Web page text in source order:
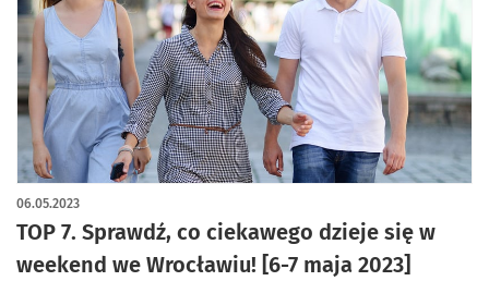
TOP 7. Sprawdź, co ciekawego dzieje się w
weekend we Wrocławiu! [6-7 maja 2023]
06.05.2023